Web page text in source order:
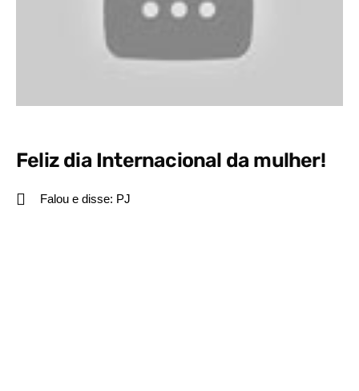
Feliz dia Internacional da mulher!
Falou e disse: PJ